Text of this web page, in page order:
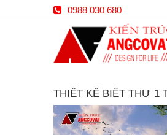
0988 030 680
THIẾT KẾ BIỆT THỰ 1